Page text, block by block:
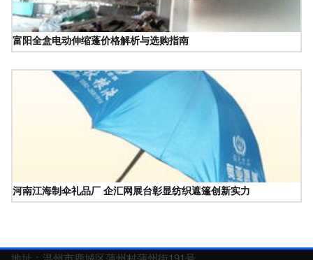
富阳全盒电动伸缩蓬价格解析与选购指南
河南江海制伞礼品厂 企汇网展台彰显纺织遮篷创新实力